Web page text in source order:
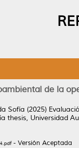
de la
Sofía (2025)
thesis, Universidad
- Versión Aceptada